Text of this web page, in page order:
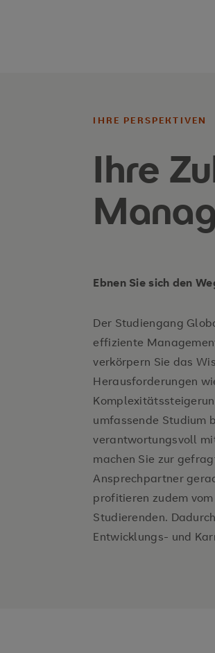
Unternehmen
daraus ab
Sie lernen
Sie bekommen
Sie beschäftigen
wenden Ihre
Sie vertiefen Ihre
Sie setzen sich
Sie stärken Ihre
Verantwortung
und
IHRE PERSPEKTIVEN
Ihre
Ebnen Sie sich den
Der Studiengang
effiziente
verkörpern Sie das
Herausforderungen
umfassende Studium
verantwortungsvoll
machen Sie zur
Ansprechpartner
profitieren zudem
Studierenden.
Entwicklungs- und